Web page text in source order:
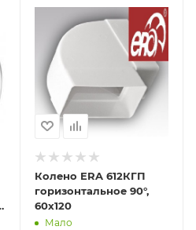
Отправим
08.08.2026
В наличии в пункте
самовывоза
Да
Колено ERA 612КГП
горизонтальное 90°,
60х120
Мало